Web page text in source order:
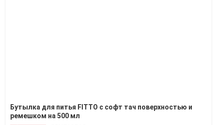
Бутылка для питья FITTO с софт тач поверхностью и
ремешком на 500 мл